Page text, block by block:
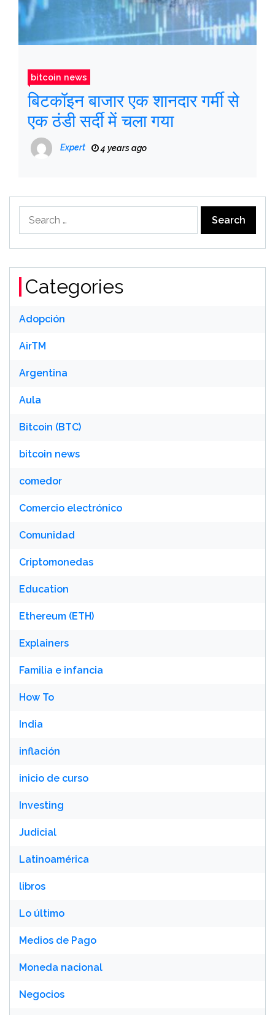
bitcoin news
बिटकॉइन बाजार एक शानदार गर्मी से
एक ठंडी सर्दी में चला गया
Expert 4 years ago
for:
Categories
Adopción
AirTM
Argentina
Aula
Bitcoin (BTC)
bitcoin news
comedor
Comercio electrónico
Comunidad
Criptomonedas
Education
Ethereum (ETH)
Explainers
Familia e infancia
How To
India
inflación
inicio de curso
Investing
Judicial
Latinoamérica
libros
Lo último
Medios de Pago
Moneda nacional
Negocios